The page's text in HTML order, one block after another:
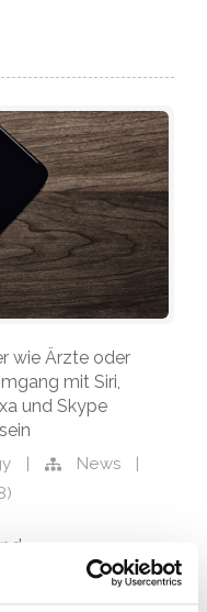
wie Ärzte oder
mit Siri,
und Skype
| News
|
Intelligenz